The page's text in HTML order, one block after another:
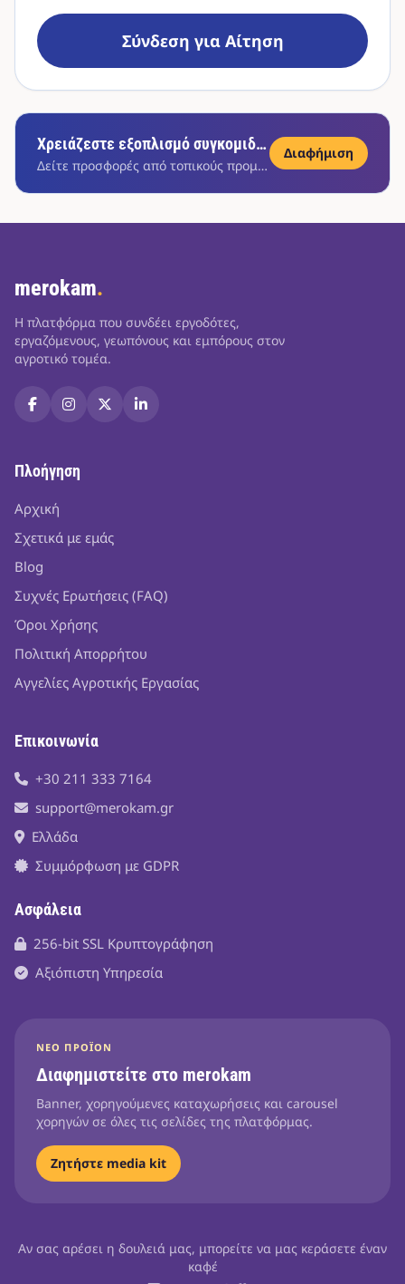
Σύνδεση για Αίτηση
Χρειάζεστε εξοπλισμό συγκομιδής;
Δείτε προσφορές από τοπικούς προμηθευτές
Διαφήμιση
merokam.
Η πλατφόρμα που συνδέει εργοδότες,
εργαζόμενους, γεωπόνους και εμπόρους στον
αγροτικό τομέα.
Πλοήγηση
Αρχική
Σχετικά με εμάς
Blog
Συχνές Ερωτήσεις (FAQ)
Όροι Χρήσης
Πολιτική Απορρήτου
Αγγελίες Αγροτικής Εργασίας
Επικοινωνία
+30 211 333 7164
support@merokam.gr
Ελλάδα
Συμμόρφωση με GDPR
Ασφάλεια
256-bit SSL Κρυπτογράφηση
Αξιόπιστη Υπηρεσία
ΝΈΟ ΠΡΟΪΌΝ
Διαφημιστείτε στο merokam
Banner, χορηγούμενες καταχωρήσεις και carousel
χορηγών σε όλες τις σελίδες της πλατφόρμας.
Ζητήστε media kit
Αν σας αρέσει η δουλειά μας, μπορείτε να μας κεράσετε έναν
καφέ